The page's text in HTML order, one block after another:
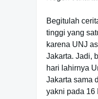
Begitulah
tinggi yang
karena UNJ
Jakarta. Jadi,
hari lahirnya
Jakarta sama
yakni pada 16